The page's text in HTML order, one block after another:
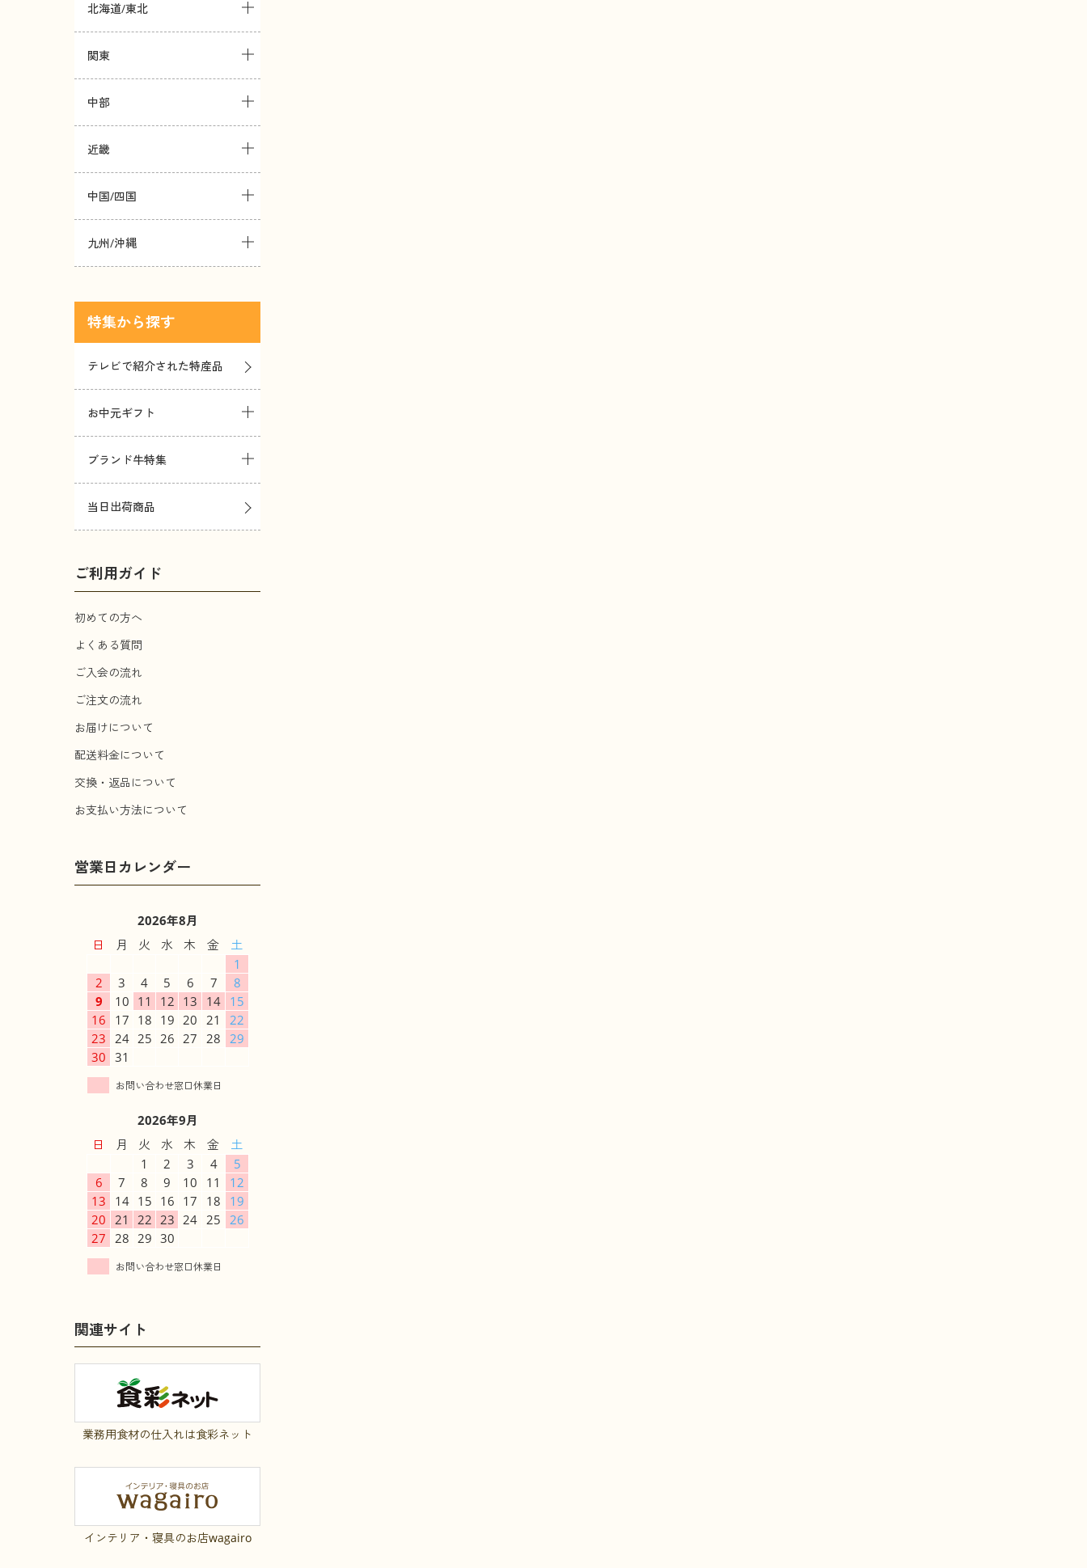
北海道/東北
関東
中部
近畿
中国/四国
九州/沖縄
特集
テレビで紹介された特産品
お中元ギフト
ブランド牛特集
当日出荷商品
ご利用ガイド
初めての方へ
よくある質問
ご入会の流れ
ご注文の流れ
お届けについて
配送料金について
交換・返品について
お支払い方法について
2026年8月
日
月 火 水 木 金
土
1
2
3 4 5 6 7
8
9
10 11 12 13 14 15
16
17 18 19 20 21
22
23
24 25 26 27 28
29
30 31
2026年9月
日
月 火 水 木 金
土
1
2 3 4
5
6
7 8 9 10 11
12
13
14 15 16 17 18
19
20
21 22 23 24 25
26
27
28 29 30
関連サイト
業務用食材の仕入れは食彩ネット
インテリア・寝具のお店wagairo